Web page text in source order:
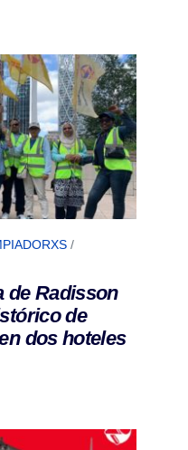
/
de Radisson
de
dos hoteles